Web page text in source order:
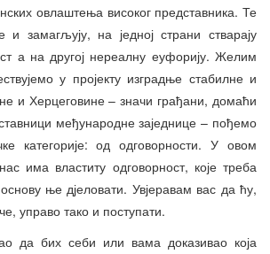
овлаштења високог представника. Те
и замагљују, на једној страни стварају
а на другој нереалну еуфорију. Желим
у пројекту изградње стабилне и
и Херцеговине – значи грађани, домаћи
међународне заједнице – пођемо
категорије: од одговорности. У овом
има властиту одговорност, које треба
ње дјеловати. Увјеравам вас да ћу,
управо тако и поступати.
да бих себи или вама доказивао која